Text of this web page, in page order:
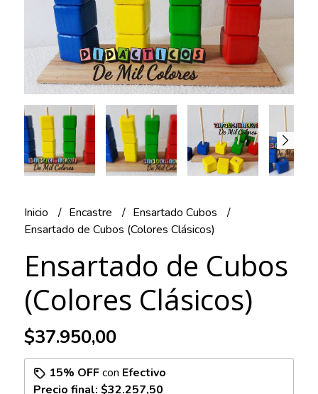
Inicio Encastre
Ensartado Cubos
Ensartado de Cubos (Colores Clásicos)
Ensartado de Cubos
(Colores Clásicos)
$37.950,00
15% OFFcon Efectivo
Precio final: $32.257,50